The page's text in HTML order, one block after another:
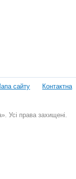
сайту
Контактна
Усі права захищені.